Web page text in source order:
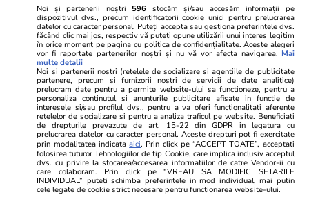
GSP.ro
Interviu spectaculos cu Pan
Zhanle și David Popovici, umăr la
umăr, care anunță un obiectiv
comun spectaculos la 100 m
liber: „Amândoi vom face acest
lucru în viitor”
GSP.ro
Rugbystul
doi bărbați
tribunal
Noi și partenerii noștri 596 stocăm și/sau accesăm informații pe
dispozitivul dvs., precum identificatorii cookie unici pentru prelucrarea
datelor cu caracter personal. Puteți accepta sau gestiona preferințele dvs.
făcând clic mai jos, respectiv vă puteți opune utilizării unui interes legitim
în orice moment pe pagina cu politica de confidențialitate. Aceste alegeri
vor fi raportate partenerilor noștri și nu vă vor afecta navigarea. Mai
multe detalii
Noi si partenerii nostri (retelele de socializare si agentiile de publicitate
partenere, precum si furnizorii nostri de servicii de date analitice)
prelucram date pentru a permite website-ului sa functioneze, pentru a
personaliza continutul si anunturile publicitare afisate in functie de
interesele si/sau profilul dvs., pentru a va oferi functionalitati aferente
retelelor de socializare si pentru a analiza traficul pe website. Beneficiati
de drepturile prevazute de art. 15-22 din GDPR in legatura cu
prelucrarea datelor cu caracter personal. Aceste drepturi pot fi exercitate
prin modalitatea indicataaici. Prin click pe “ACCEPT TOATE”, acceptati
folosirea tuturor Tehnologiilor de tip Cookie, care implica inclusiv acceptul
dvs. cu privire la stocarea/accesarea informatiilor de catre Vendor-ii cu
care colaboram. Prin click pe “VREAU SA MODIFIC SETARILE
INDIVIDUAL” puteti schimba preferintele in mod individual, mai putin
cele legate de cookie strict necesare pentru functionarea website-ului.